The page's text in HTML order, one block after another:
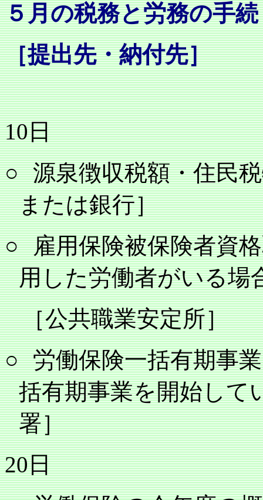
５月の税務と労務の手続
［提出先・納付先］
10日
○ 源泉徴収税額・住民
または銀行］
○ 雇用保険被保険者資
用した労働者がいる場
［公共職業安定所］
○ 労働保険一括有期事
括有期事業を開始して
署］
20日